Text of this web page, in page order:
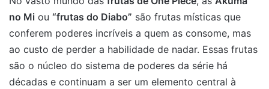
no Mi ou “frutas do Diabo” são frutas místicas que
conferem poderes incríveis a quem as consome, mas
ao custo de perder a habilidade de nadar. Essas frutas
são o núcleo do sistema de poderes da série há
décadas e continuam a ser um elemento central à